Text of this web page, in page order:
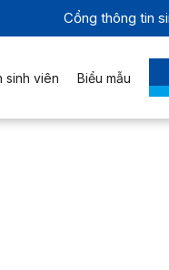
Cổng thông tin
sinh viên Biểu mẫu